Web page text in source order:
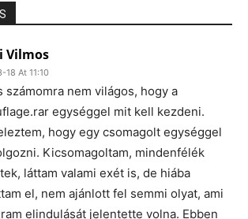
Vilmos
At 11:10
számomra nem világos, hogy a
egységgel mit kell kezdeni.
hogy egy csomagolt egységgel
Kicsomagoltam, mindenfélék
láttam valami exét is, de hiába
el, nem ajánlott fel semmi olyat, ami
elindulását jelentette volna. Ebben